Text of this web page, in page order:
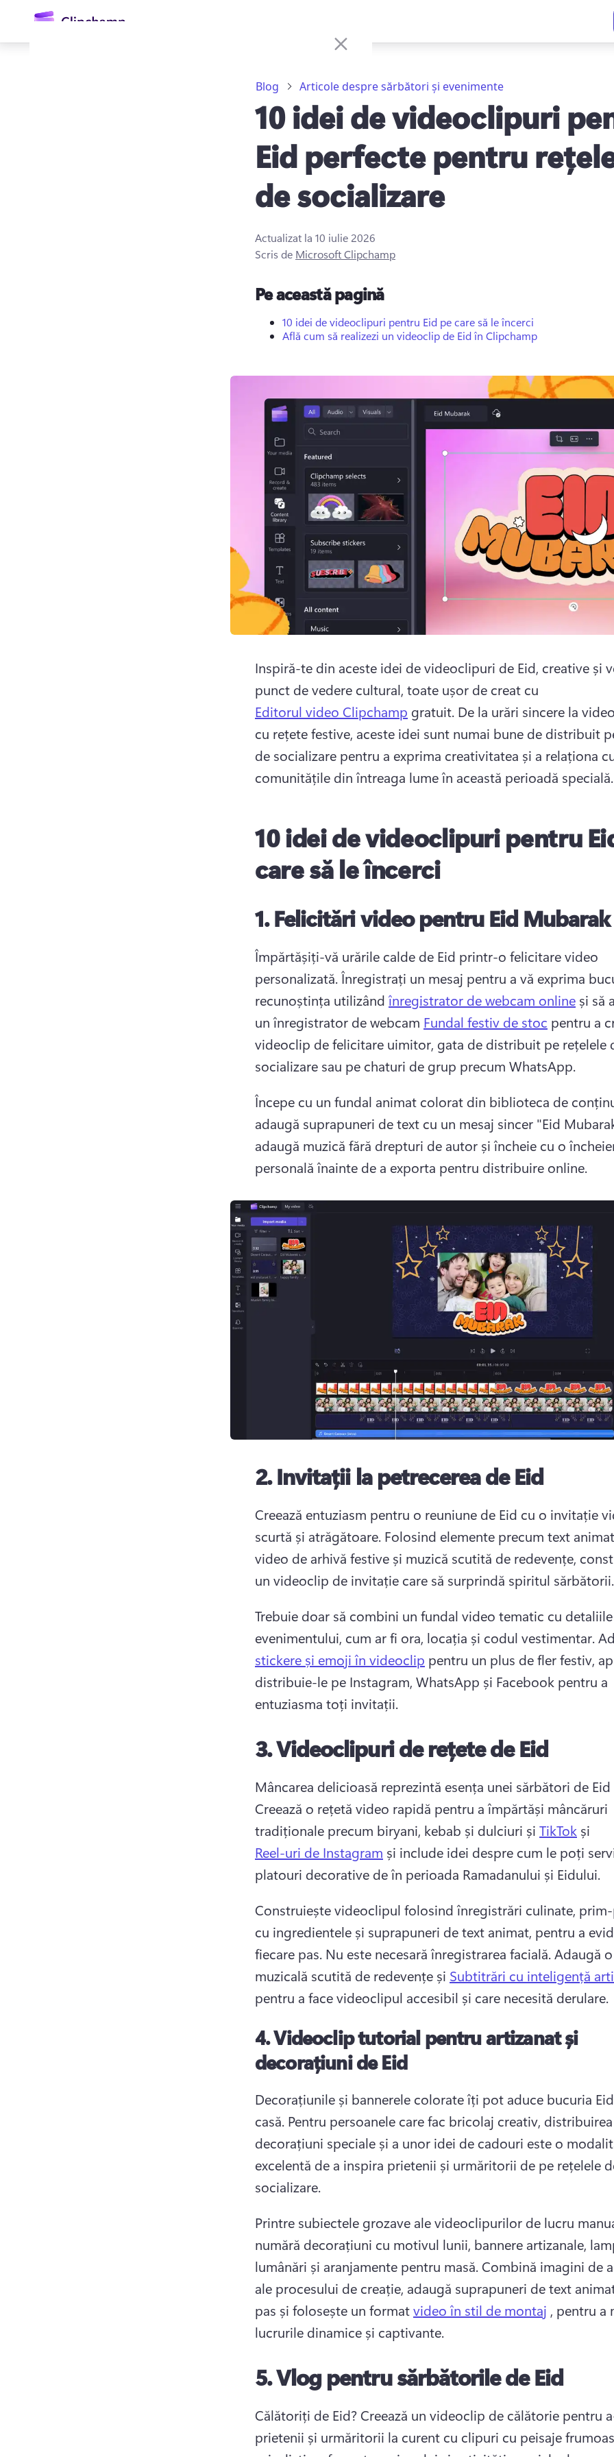
principal
Blog Articole despre sărbători și evenimente
10 idei de videoclipuri
Eid perfecte pentru
de socializare
Actualizat la 10 iulie 2026
Scris de Microsoft Clipchamp
Pe această pagină
10 idei de videoclipuri pentru Eid pe care să le încerci
Află cum să realizezi un videoclip de Eid în Clipchamp
Inspiră-te din aceste idei de videoclipuri de Eid, creative și
punct de vedere cultural, toate ușor de creat cu
Editorul video Clipchamp gratuit. De la urări sincere la
cu rețete festive, aceste idei sunt numai bune de distribuit
de socializare pentru a exprima creativitatea și a relaționa
comunitățile din întreaga lume în această perioadă
10 idei de videoclipuri pentru
care să le încerci
1.Felicitări video pentru Eid Mubarak
Împărtășiți-vă urările calde de Eid printr-o felicitare video
personalizată. Înregistrați un mesaj pentru a vă exprima
recunoștința utilizând înregistrator de webcam online și să
un înregistrator de webcam Fundal festiv de stoc pentru a
videoclip de felicitare uimitor, gata de distribuit pe rețelele
socializare sau pe chaturi de grup precum WhatsApp.
Începe cu un fundal animat colorat din biblioteca de
adaugă suprapuneri de text cu un mesaj sincer "Eid
adaugă muzică fără drepturi de autor și încheie cu o
personală înainte de a exporta pentru distribuire online.
2.Invitații la petrecerea de Eid
Creează entuziasm pentru o reuniune de Eid cu o invitație
scurtă și atrăgătoare. Folosind elemente precum text
video de arhivă festive și muzică scutită de redevențe,
un videoclip de invitație care să surprindă spiritul
Trebuie doar să combini un fundal video tematic cu detaliile
evenimentului, cum ar fi ora, locația și codul vestimentar.
stickere și emoji în videoclip pentru un plus de fler festiv,
distribuie-le pe Instagram, WhatsApp și Facebook pentru a
entuziasma toți invitații.
3.Videoclipuri de rețete de Eid
Creează o rețetă video rapidă pentru a împărtăși mâncăruri
tradiționale precum biryani, kebab și dulciuri și TikTok și
Reel-uri de Instagram și include idei despre cum le poți
platouri decorative de în perioada Ramadanului și Eidului.
Construiește videoclipul folosind înregistrări culinate,
cu ingredientele și suprapuneri de text animat, pentru a
fiecare pas. Nu este necesară înregistrarea facială. Adaugă
muzicală scutită de redevențe și Subtitrări cu inteligență
pentru a face videoclipul accesibil și care necesită derulare.
4.Videoclip tutorial pentru artizanat și
decorațiuni de Eid
Decorațiunile și bannerele colorate îți pot aduce bucuria
casă. Pentru persoanele care fac bricolaj creativ,
decorațiuni speciale și a unor idei de cadouri este o
excelentă de a inspira prietenii și urmăritorii de pe rețelele
socializare.
Printre subiectele grozave ale videoclipurilor de lucru
numără decorațiuni cu motivul lunii, bannere artizanale,
lumânări și aranjamente pentru masă. Combină imagini de
ale procesului de creație, adaugă suprapuneri de text
pas și folosește un format video în stil de montaj , pentru a
lucrurile dinamice și captivante.
5.Vlog pentru sărbătorile de Eid
Călătoriți de Eid? Creează un videoclip de călătorie pentru
prietenii și urmăritorii la curent cu clipuri cu peisaje